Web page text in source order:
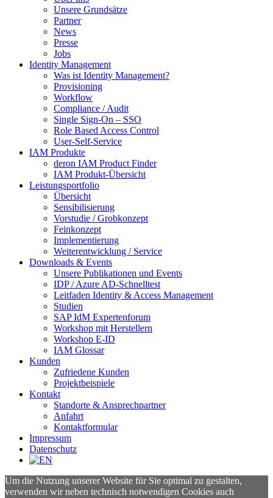
Unsere Grundsätze
Partner
News
Presse
Jobs
Identity Management
Was ist Identity Management?
Provisioning
Workflow
Compliance / Audit
Single Sign-On – SSO
Role Based Access Control
User-Self-Service
IAM Produkte
deron IAM Product Finder
IAM Produkt-Übersicht
Leistungsportfolio
Übersicht
Sensibilisierung
Vorstudie / Grobkonzept
Feinkonzept
Implementierung
Weiterentwicklung / Service
Downloads & Events
Unsere Publikationen und Events
IDP / Azure AD-Schnelltest
Leitfaden Identity & Access Management
Studien
SAP IdM Expertenforum
Workshop mit Herstellern
Workshop E-ID
IAM Glossar
Kunden
Zufriedene Kunden
Projektbeispiele
Kontakt
Standorte & Ansprechpartner
Anfahrt
Kontaktformular
Impressum
Datenschutz
Um die Nutzung unserer Website für Sie optimal zu gestalten,
verwenden wir neben technisch notwendigen Cookies auch